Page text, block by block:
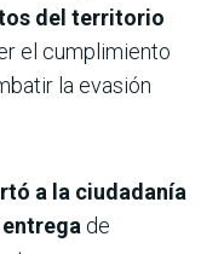
del territorio
el cumplimiento
la evasión
a la ciudadanía
de